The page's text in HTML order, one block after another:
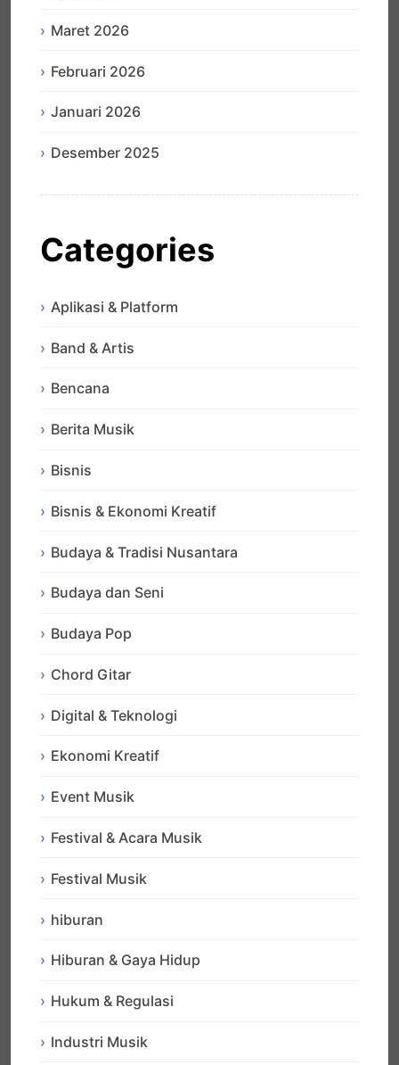
Maret 2026
Februari 2026
Januari 2026
Desember 2025
Categories
Aplikasi & Platform
Band & Artis
Bencana
Berita Musik
Bisnis
Bisnis & Ekonomi Kreatif
Budaya & Tradisi Nusantara
Budaya dan Seni
Budaya Pop
Chord Gitar
Digital & Teknologi
Ekonomi Kreatif
Event Musik
Festival & Acara Musik
Festival Musik
hiburan
Hiburan & Gaya Hidup
Hukum & Regulasi
Industri Musik